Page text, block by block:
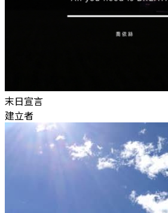
末日宣言
建立者